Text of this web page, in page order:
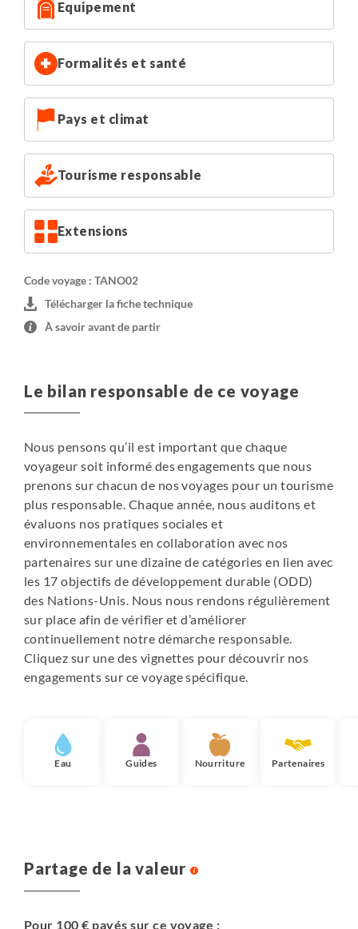
Equipement
Formalités et santé
Pays et climat
Tourisme responsable
Extensions
Code voyage : TANO02
Télécharger la fiche technique
À savoir avant de partir
Le bilan responsable de ce voyage
Nous pensons qu’il est important que chaque
voyageur soit informé des engagements que nous
prenons sur chacun de nos voyages pour un tourisme
plus responsable. Chaque année, nous auditons et
évaluons nos pratiques sociales et
environnementales en collaboration avec nos
partenaires sur une dizaine de catégories en lien avec
les 17 objectifs de développement durable (ODD)
des Nations-Unis. Nous nous rendons régulièrement
sur place afin de vérifier et d’améliorer
continuellement notre démarche responsable.
Cliquez sur une des vignettes pour découvrir nos
engagements sur ce voyage spécifique.
Eau Guides Nourriture Partenaires
Partage de la valeur
Pour 100 € payés sur ce voyage :